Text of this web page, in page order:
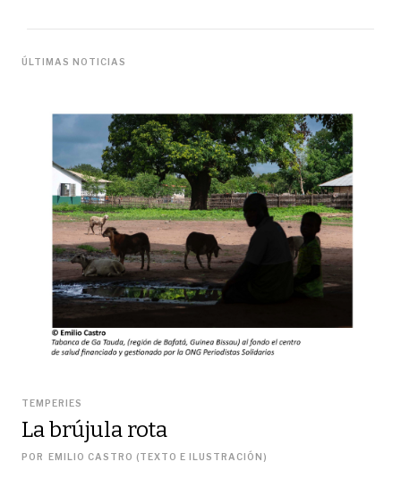
ÚLTIMAS NOTICIAS
TEMPERIES
La brújula rota
POR EMILIO CASTRO (TEXTO E ILUSTRACIÓN)